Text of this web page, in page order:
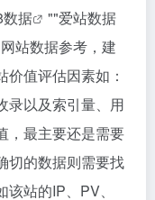
据 ""爱站数据
站数据参考，建
值评估因素如：
录以及索引量、用
，最主要还是需要
切的数据则需要找
站的IP、PV、